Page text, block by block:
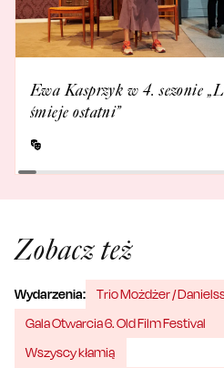
Ewa Kasprzyk w 4. sezonie
śmieje ostatni”
Zobacz też
Wydarzenia:
Trio Możdżer /
Gala Otwarcia 6. Old Film Festival
Wszyscy kłamią